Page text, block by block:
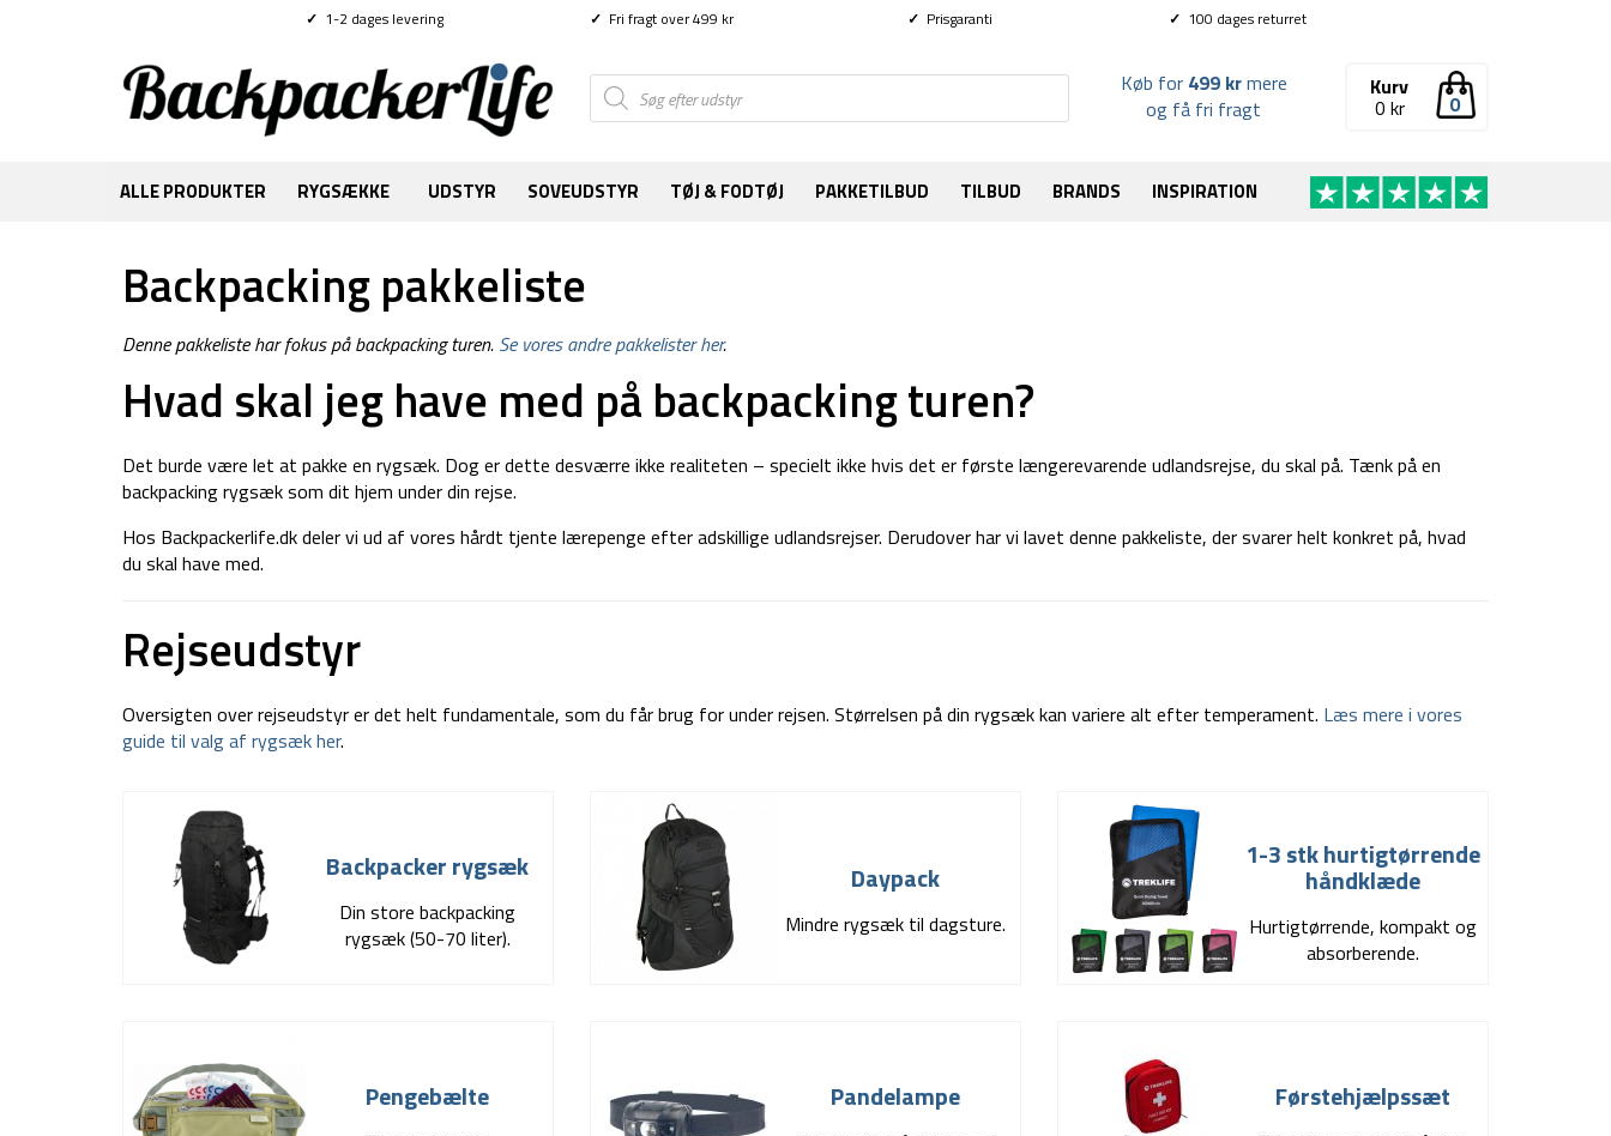
✓ 1-2 dages levering ✓ Fri fragt over 499 kr ✓ Prisgaranti ✓ 100 dages returret
Products
search 0
Kurv
0 kr
Køb for 499 krmere
og få fri fragt
ALLE PRODUKTER RYGSÆKKE UDSTYR SOVEUDSTYR TØJ & FODTØJ PAKKETILBUD TILBUD BRANDS INSPIRATION
Backpacking pakkeliste
Denne pakkeliste har fokus på backpacking turen. Se vores andre pakkelister her.
Hvad skal jeg have med på backpacking turen?
Det burde være let at pakke en rygsæk. Dog er dette desværre ikke realiteten – specielt ikke hvis det er første længerevarende udlandsrejse, du skal på. Tænk på en
backpacking rygsæk som dit hjem under din rejse.
Hos Backpackerlife.dk deler vi ud af vores hårdt tjente lærepenge efter adskillige udlandsrejser. Derudover har vi lavet denne pakkeliste, der svarer helt konkret på, hvad
du skal have med.
Rejseudstyr
Oversigten over rejseudstyr er det helt fundamentale, som du får brug for under rejsen. Størrelsen på din rygsæk kan variere alt efter temperament. Læs mere i vores
guide til valg af rygsæk her.
Backpacker rygsæk
Din store backpacking
rygsæk (50-70 liter).
Daypack
Mindre rygsæk til dagsture.
1-3 stk hurtigtørrende
håndklæde
Hurtigtørrende, kompakt og
absorberende.
Pengebælte Pandelampe Førstehjælpssæt